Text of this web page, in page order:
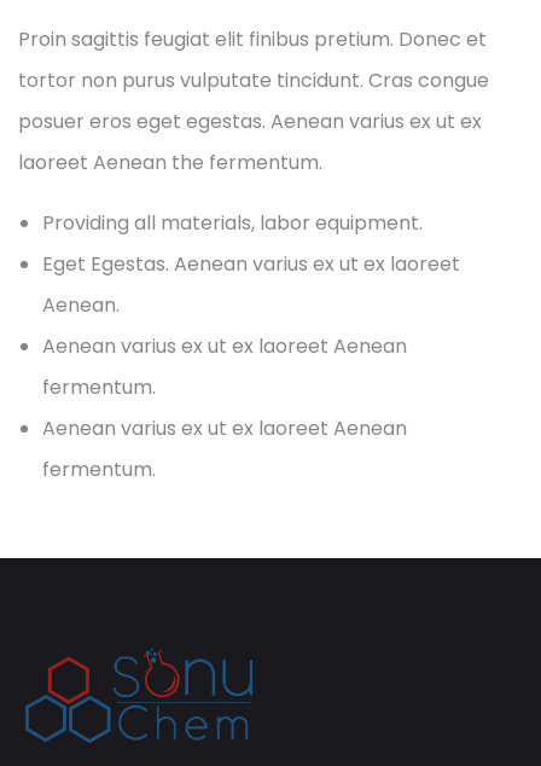
Proin sagittis feugiat elit finibus pretium. Donec et
tortor non purus vulputate tincidunt. Cras congue
posuer eros eget egestas. Aenean varius ex ut ex
laoreet Aenean the fermentum.
Providing all materials, labor equipment.
Eget Egestas. Aenean varius ex ut ex laoreet
Aenean.
Aenean varius ex ut ex laoreet Aenean
fermentum.
Aenean varius ex ut ex laoreet Aenean
fermentum.